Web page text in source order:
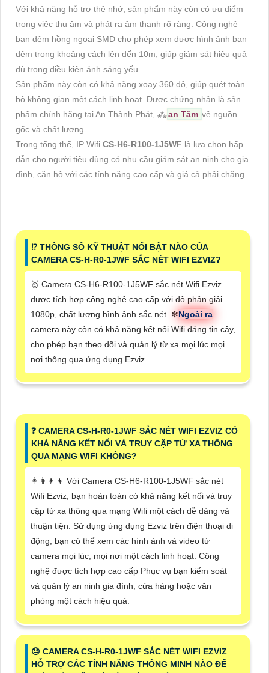
Với khả năng hỗ trợ thẻ nhớ, sản phẩm này còn có ưu điểm
trong việc thu âm và phát ra âm thanh rõ ràng. Công nghệ
ban đêm hồng ngoại SMD cho phép xem được hình ảnh ban
đêm trong khoảng cách lên đến 10m, giúp giám sát hiệu quả
dù trong điều kiện ánh sáng yếu.
Sản phẩm này còn có khả năng xoay 360 độ, giúp quét toàn
bộ không gian một cách linh hoạt. Được chứng nhận là sản
phẩm chính hãng tại An Thành Phát, ⁂an Tâm về nguồn
gốc và chất lượng.
Trong tổng thể, IP Wifi CS-H6-R100-1J5WF là lựa chọn hấp
dẫn cho người tiêu dùng có nhu cầu giám sát an ninh cho gia
đình, căn hộ với các tính năng cao cấp và giá cả phải chăng.
⁉️ THÔNG SỐ KỸ THUẬT NỔI BẬT NÀO CỦA
CAMERA CS-H-R0-1JWF SẮC NÉT WIFI EZVIZ?
🥇 Camera CS-H6-R100-1J5WF sắc nét Wifi Ezviz
được tích hợp công nghệ cao cấp với độ phân giải
1080p, chất lượng hình ảnh sắc nét. ❇Ngoài ra
camera này còn có khả năng kết nối Wifi đáng tin cậy,
cho phép bạn theo dõi và quản lý từ xa mọi lúc mọi
nơi thông qua ứng dụng Ezviz.
️❓ CAMERA CS-H-R0-1JWF SẮC NÉT WIFI EZVIZ CÓ
KHẢ NĂNG KẾT NỐI VÀ TRUY CẬP TỪ XA THÔNG
QUA MẠNG WIFI KHÔNG?
👩‍👩‍👦‍👦 Với Camera CS-H6-R100-1J5WF sắc nét
Wifi Ezviz, bạn hoàn toàn có khả năng kết nối và truy
cập từ xa thông qua mạng Wifi một cách dễ dàng và
thuận tiện. Sử dụng ứng dụng Ezviz trên điện thoại di
động, bạn có thể xem các hình ảnh và video từ
camera mọi lúc, mọi nơi một cách linh hoạt. Công
nghệ được tích hợp cao cấp Phục vụ bạn kiểm soát
và quản lý an ninh gia đình, cửa hàng hoặc văn
phòng một cách hiệu quả.
😓 CAMERA CS-H-R0-1JWF SẮC NÉT WIFI EZVIZ
HỖ TRỢ CÁC TÍNH NĂNG THÔNG MINH NÀO ĐỂ